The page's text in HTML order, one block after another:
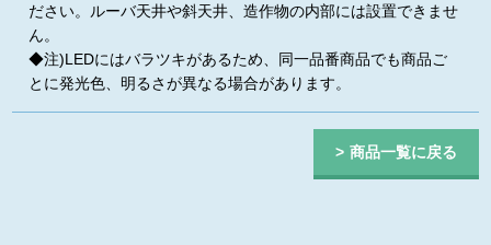
ださい。ルーバ天井や斜天井、造作物の内部には設置できませ
ん。
◆注)LEDにはバラツキがあるため、同一品番商品でも商品ご
とに発光色、明るさが異なる場合があります。
商品一覧に戻る